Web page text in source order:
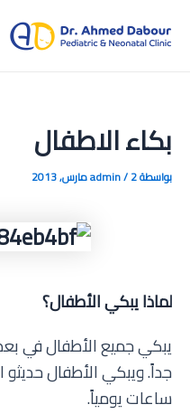
المحتوى
بكاء الاطفال
بواسطة admin/2 مارس, 2013
لماذا يبكي الأطفال؟
يبكي جميع الأطفال في
جداً. ويبكي الأطفال حديثو
ساعات يومياً.